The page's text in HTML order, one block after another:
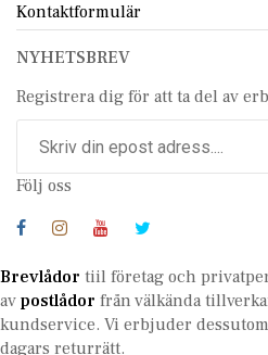
Kontaktformulär
NYHETSBREV
Registrera dig för att ta del av
Följ oss
Brevlådor tiil företag och
av postlådor från välkända
kundservice. Vi erbjuder
dagars returrätt.